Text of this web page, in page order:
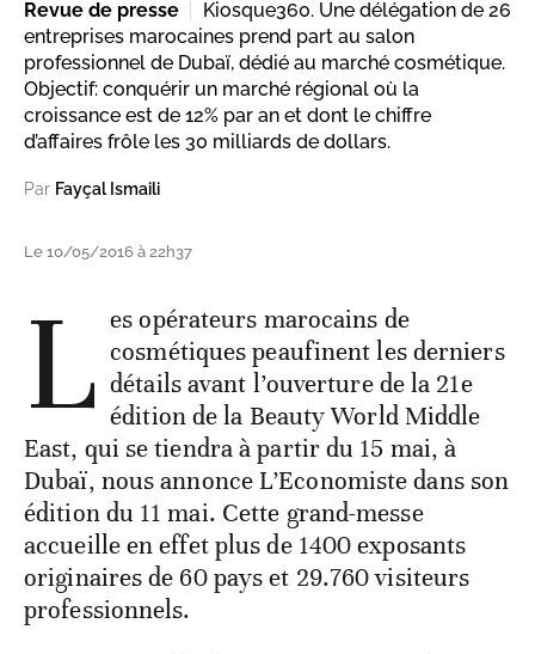
Revue de presse
Kiosque360. Une délégation de 26
entreprises marocaines prend part au salon
professionnel de Dubaï, dédié au marché cosmétique.
Objectif: conquérir un marché régional où la
croissance est de 12% par an et dont le chiffre
d’affaires frôle les 30 milliards de dollars.
Par Fayçal Ismaili
Le 10/05/2016 à 22h37
L es opérateurs marocains de
cosmétiques peaufinent les derniers
détails avant l’ouverture de la 21e
édition de la Beauty World Middle
East, qui se tiendra à partir du 15 mai, à
Dubaï, nous annonce L’Economiste dans son
édition du 11 mai. Cette grand-messe
accueille en effet plus de 1400 exposants
originaires de 60 pays et 29.760 visiteurs
professionnels.